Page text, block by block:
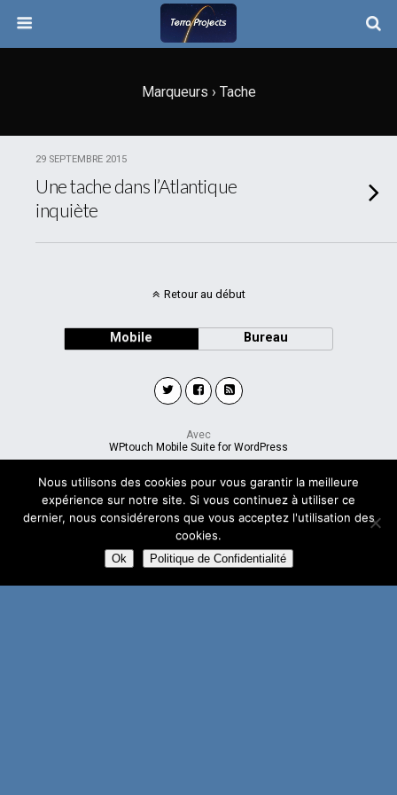
Marqueurs › Tache
29 SEPTEMBRE 2015
Une tache dans l’Atlantique
inquiète
Retour au début
Mobile Bureau
Avec
WPtouch Mobile Suite for WordPress
Nous utilisons des cookies pour vous garantir la meilleure
expérience sur notre site. Si vous continuez à utiliser ce
dernier, nous considérerons que vous acceptez l'utilisation des
cookies.
Ok Politique de Confidentialité